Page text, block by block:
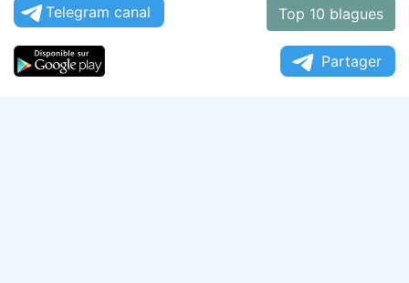
Telegram canal Top 10 blagues
Partager